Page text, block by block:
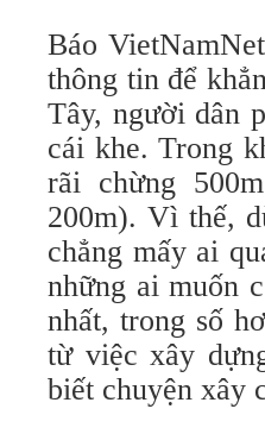
Báo
thông tin để
Tây, người dân
cái khe. Trong
rãi chừng
200m). Vì thế,
chẳng mấy ai
những ai muốn
nhất, trong số
từ việc xây
biết chuyện xây